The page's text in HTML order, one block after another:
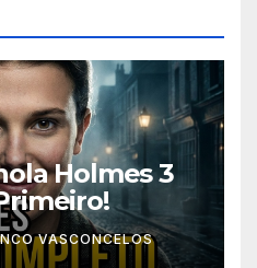
Holmes 3
VASCONCELOS